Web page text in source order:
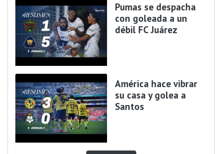
Pumas se despacha
con goleada a un
débil FC Juárez
América hace vibrar
su casa y golea a
Santos